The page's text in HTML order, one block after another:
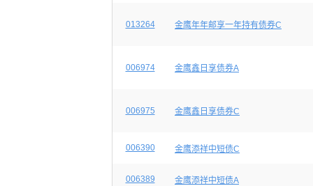
013264 金鹰年年邮享一年持有债券C
006974 金鹰鑫日享债券A
006975 金鹰鑫日享债券C
006390 金鹰添祥中短债C
006389 金鹰添祥中短债A